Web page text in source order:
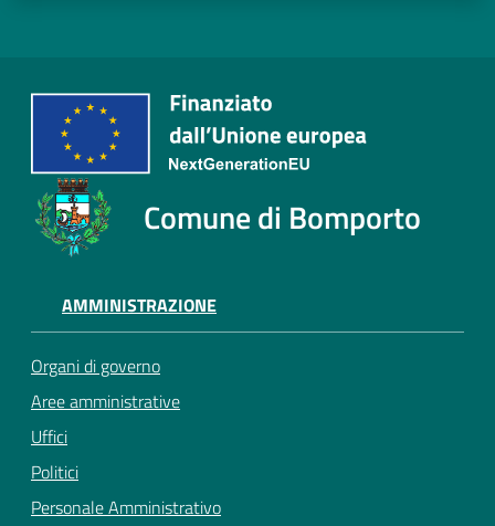
Comune di Bomporto
AMMINISTRAZIONE
Organi di governo
Aree amministrative
Uffici
Politici
Personale Amministrativo